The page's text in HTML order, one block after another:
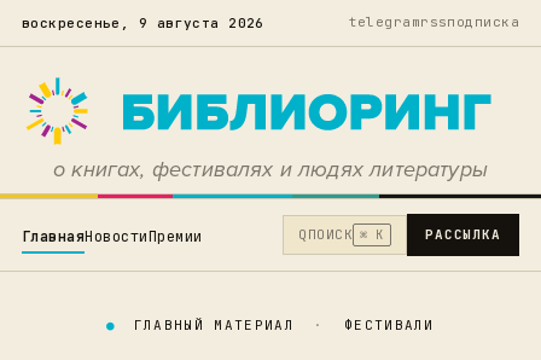
воскресенье, 9 августа 2026 telegramrssподписка
о книгах, фестивалях и людях литературы
ГлавнаяНовостиПремии Q ПОИСК ⌘ K РАССЫЛКА
● ГЛАВНЫЙ МАТЕРИАЛ · ФЕСТИВАЛИ